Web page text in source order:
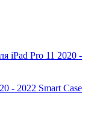
- 2022 Smart Case